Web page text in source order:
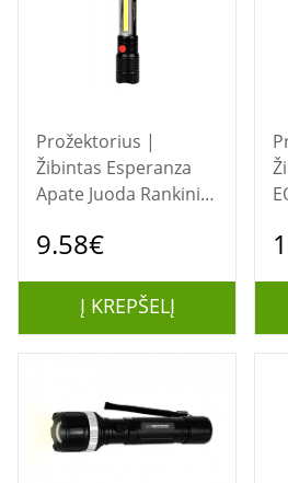
Prožektorius |
Žibintas Esperanza
Apate Juoda Rankinis
9.58€
Į KREPŠELĮ